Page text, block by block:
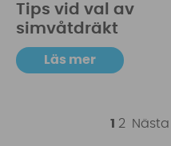
Tips vid val av
simvåtdräkt
Läs mer
1 2 Nästa